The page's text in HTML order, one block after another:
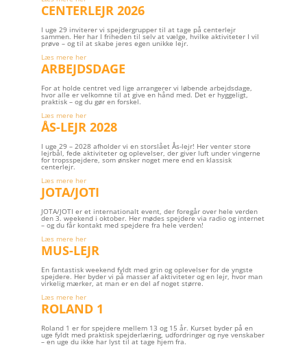
CENTERLEJR 2026
I uge 29 inviterer vi spejdergrupper til at tage på centerlejr
sammen. Her har I friheden til selv at vælge, hvilke aktiviteter I vil
prøve – og til at skabe jeres egen unikke lejr.
Læs mere her
ARBEJDSDAGE
For at holde centret ved lige arrangerer vi løbende arbejdsdage,
hvor alle er velkomne til at give en hånd med. Det er hyggeligt,
praktisk – og du gør en forskel.
Læs mere her
ÅS-LEJR 2028
I uge 29 – 2028 afholder vi en storslået Ås-lejr! Her venter store
lejrbål, fede aktiviteter og oplevelser, der giver luft under vingerne
for tropsspejdere, som ønsker noget mere end en klassisk
centerlejr.
Læs mere her
JOTA/JOTI
JOTA/JOTI er et internationalt event, der foregår over hele verden
den 3. weekend i oktober. Her mødes spejdere via radio og internet
– og du får kontakt med spejdere fra hele verden!
Læs mere her
MUS-LEJR
En fantastisk weekend fyldt med grin og oplevelser for de yngste
spejdere. Her byder vi på masser af aktiviteter og en lejr, hvor man
virkelig mærker, at man er en del af noget større.
Læs mere her
ROLAND 1
Roland 1 er for spejdere mellem 13 og 15 år. Kurset byder på en
uge fyldt med praktisk spejderlæring, udfordringer og nye venskaber
– en uge du ikke har lyst til at tage hjem fra.